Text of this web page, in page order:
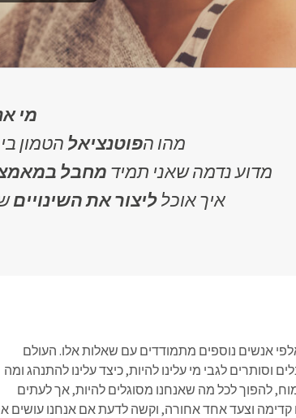
מי
מהו הפוטנציאל הטמון
מדוע נדמה שאני תמיד מחבל
איך אוכלליצור את השינויים
אנשים נוספים מתמודדים עם שאלות אלו. העולם
וסותרים לגבי מי עלינו להיות, כיצד עלינו להתנהג ומה
להפוך לכל מה שאנחנו מסוגלים להיות, אך לעתים
קדימה וצעד אחד אחורה, וקשה לדעת אם אנחנו עושים